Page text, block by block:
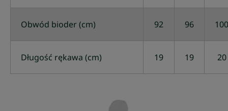
Obwód bioder (cm) 92 96 100
Długość rękawa (cm) 19 19 20